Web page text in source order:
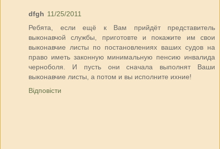
dfgh 11/25/2011
Ребята, если ещё к Вам прийдёт представитель
выконавчой службы, приготовте и покажите им свои
выконавчие листы по постановлениях ваших судов на
право иметь законную минимальную пенсию инвалида
черноболя. И пусть они сначала выполнят Ваши
выконавчие листы, а потом и вы исполните ихние!
Відповісти